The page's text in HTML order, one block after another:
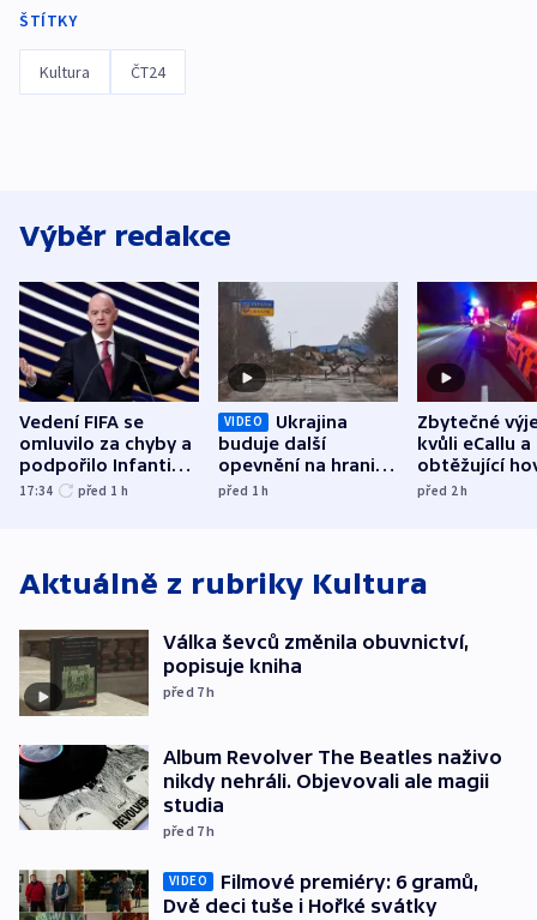
ŠTÍTKY
Kultura ČT24
Výběr redakce
Vedení FIFA se
omluvilo za chyby a
podpořilo Infantina.
UEFA trvá na
17:34 před 1 h
VIDEO
Ukrajina
buduje další
opevnění na hranici
s Běloruskem
před 1h
Zbytečné
kvůli eCallu a
obtěžující
zdržují
před 2h
Aktuálně z rubriky Kultura
Válka ševců změnila obuvnictví,
popisuje kniha
před 7h
Album Revolver The Beatles naživo
nikdy nehráli. Objevovali ale magii
studia
před 7h
VIDEO
Filmové premiéry: 6 gramů,
Dvě deci tuše i Hořké svátky